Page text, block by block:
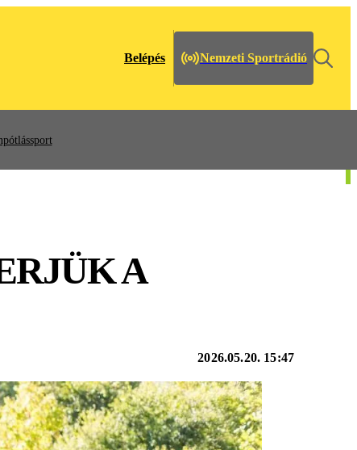
Belépés Nemzeti Sportrádió
A
2026.05.20. 15:47